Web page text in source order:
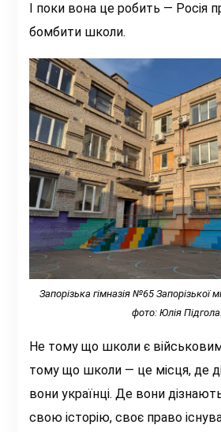
І поки вона це робить — Росія
бомбити школи.
Запорізька гімназія №65 Запорізької
фото: Юлія Підгола.
Не тому що школи є
тому що школи — це місця, де
вони українці. Де вони
свою історію, своє право